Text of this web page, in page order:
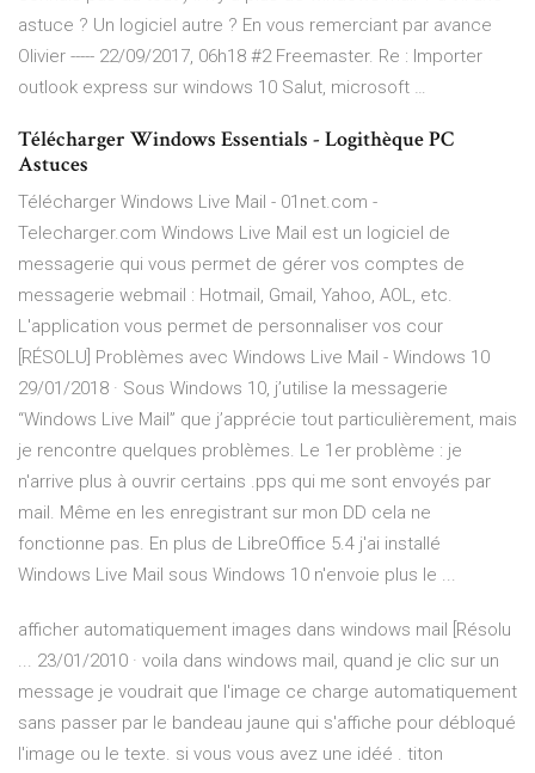
astuce ? Un logiciel autre ? En vous remerciant par avance
Olivier ----- 22/09/2017, 06h18 #2 Freemaster. Re : Importer
outlook express sur windows 10 Salut, microsoft …
Télécharger Windows Essentials - Logithèque PC
Astuces
Télécharger Windows Live Mail - 01net.com -
Telecharger.com Windows Live Mail est un logiciel de
messagerie qui vous permet de gérer vos comptes de
messagerie webmail : Hotmail, Gmail, Yahoo, AOL, etc.
L'application vous permet de personnaliser vos cour
[RÉSOLU] Problèmes avec Windows Live Mail - Windows 10
29/01/2018 · Sous Windows 10, j’utilise la messagerie
“Windows Live Mail” que j’apprécie tout particulièrement, mais
je rencontre quelques problèmes. Le 1er problème : je
n'arrive plus à ouvrir certains .pps qui me sont envoyés par
mail. Même en les enregistrant sur mon DD cela ne
fonctionne pas. En plus de LibreOffice 5.4 j'ai installé
Windows Live Mail sous Windows 10 n'envoie plus le ...
afficher automatiquement images dans windows mail [Résolu
... 23/01/2010 · voila dans windows mail, quand je clic sur un
message je voudrait que l'image ce charge automatiquement
sans passer par le bandeau jaune qui s'affiche pour débloqué
l'image ou le texte. si vous vous avez une idéé . titon